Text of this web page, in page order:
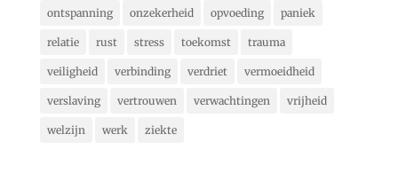
ontspanning onzekerheid opvoeding paniek
relatie rust stress toekomst trauma
veiligheid verbinding verdriet vermoeidheid
verslaving vertrouwen verwachtingen vrijheid
welzijn werk ziekte